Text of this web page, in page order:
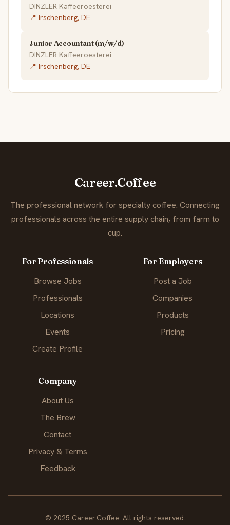
DINZLER Kaffeeroesterei
📍 Irschenberg, DE
Junior Accountant (m/w/d)
DINZLER Kaffeeroesterei
📍 Irschenberg, DE
Career.Coffee
The professional network for specialty coffee. Connecting
professionals across the entire supply chain, from farm to
cup.
For Professionals
Browse Jobs
Professionals
Locations
Events
Create Profile
For Employers
Post a Job
Companies
Products
Pricing
Company
About Us
The Brew
Contact
Privacy & Terms
Feedback
© 2025 Career.Coffee. All rights reserved.